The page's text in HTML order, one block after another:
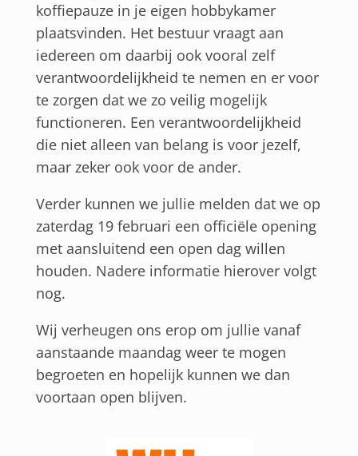
koffiepauze in je eigen hobbykamer
plaatsvinden. Het bestuur vraagt aan
iedereen om daarbij ook vooral zelf
verantwoordelijkheid te nemen en er voor
te zorgen dat we zo veilig mogelijk
functioneren. Een verantwoordelijkheid
die niet alleen van belang is voor jezelf,
maar zeker ook voor de ander.
Verder kunnen we jullie melden dat we op
zaterdag 19 februari een officiële opening
met aansluitend een open dag willen
houden. Nadere informatie hierover volgt
nog.
Wij verheugen ons erop om jullie vanaf
aanstaande maandag weer te mogen
begroeten en hopelijk kunnen we dan
voortaan open blijven.